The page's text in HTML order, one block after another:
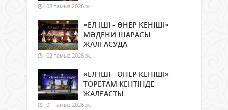
08 тамыз 2026 ж.
«ЕЛ ІШІ - ӨНЕР КЕНІШІ»
МӘДЕНИ ШАРАСЫ
ЖАЛҒАСУДА
02 тамыз 2026 ж.
«ЕЛ ІШІ - ӨНЕР КЕНІШІ»
ТӨРЕТАМ КЕНТІНДЕ
ЖАЛҒАСТЫ
01 тамыз 2026 ж.